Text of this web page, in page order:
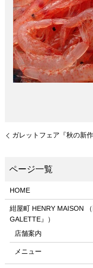
ガレットフェア『秋の新
HOME
紺屋町 HENRY MAISON
GALETTE』）
店舗案内
メニュー